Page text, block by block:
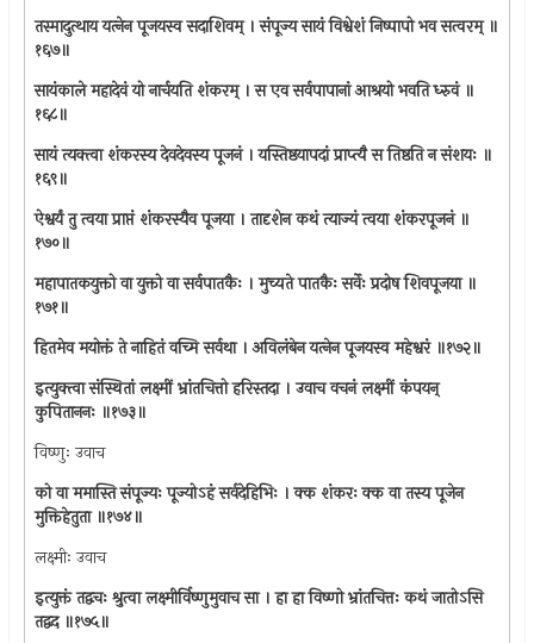
तस्मादुत्थाय यत्‍नेन पूजयस्व सदाशिवम् । संपूज्य सायं विश्वेशं निष्पापो भव सत्वरम् ॥
१६७॥
सायंकाले महादेवं यो नार्चयति शंकरम् । स एव सर्वपापानां आश्रयो भवति ध्‍रुवं ॥
१६८॥
सायं त्यक्त्वा शंकरस्य देवदेवस्य पूजनं । यस्तिष्ठयापदां प्राप्त्यै स तिष्ठति न संशयः ॥
१६९॥
ऐश्वर्यं तु त्वया प्राप्तं शंकरस्यैव पूजया । तादृशेन कथं त्याज्यं त्वया शंकरपूजनं ॥
१७०॥
महापातकयुक्तो वा युक्तो वा सर्वपातकैः । मुच्यते पातकैः सर्वेः प्रदोष शिवपूजया ॥
१७१॥
हितमेव मयोक्तं ते नाहितं वच्मि सर्वथा । अविलंबेन यत्‍नेन पूजयस्व महेश्वरं ॥१७२॥
इत्युक्त्वा संस्थितां लक्ष्मीं भ्रांतचित्तो हरिस्तदा । उवाच वचनं लक्ष्मीं कंपयन्
कुपिताननः ॥१७३॥
विष्णुः उवाच
को वा ममास्ति संपूज्यः पूज्योऽहं सर्वदेहिभिः । क्क शंकरः क्क वा तस्य पूजेन
मुक्तिहेतुता ॥१७४॥
लक्ष्मीः उवाच
इत्युक्तं तद्वचः श्रुत्वा लक्ष्मीर्विष्णुमुवाच सा । हा हा विष्णो भ्रांतचित्तः कथं जातोऽसि
तद्वद ॥१७५॥